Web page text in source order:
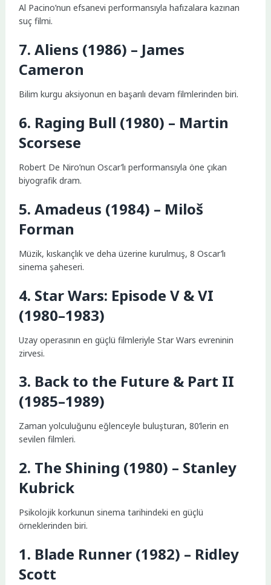
Al Pacino’nun efsanevi performansıyla hafızalara kazınan
suç filmi.
7. Aliens (1986) – James
Cameron
Bilim kurgu aksiyonun en başarılı devam filmlerinden biri.
6. Raging Bull (1980) – Martin
Scorsese
Robert De Niro’nun Oscar’lı performansıyla öne çıkan
biyografik dram.
5. Amadeus (1984) – Miloš
Forman
Müzik, kıskançlık ve deha üzerine kurulmuş, 8 Oscar’lı
sinema şaheseri.
4. Star Wars: Episode V & VI
(1980–1983)
Uzay operasının en güçlü filmleriyle Star Wars evreninin
zirvesi.
3. Back to the Future & Part II
(1985–1989)
Zaman yolculuğunu eğlenceyle buluşturan, 80’lerin en
sevilen filmleri.
2. The Shining (1980) – Stanley
Kubrick
Psikolojik korkunun sinema tarihindeki en güçlü
örneklerinden biri.
1. Blade Runner (1982) – Ridley
Scott